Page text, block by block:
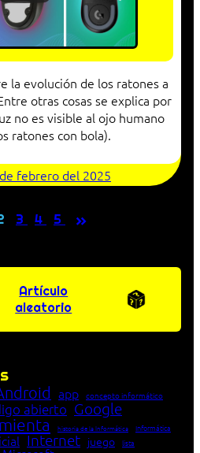
la evolución de los ratones a
otras cosas se explica por
no es visible al ojo humano
ratones con bola).
febrero del 2025
3 4 5 »
Artículo
aleatorio
app concepto informático
abierto Google
historia de la Informática Informática
Internet juego lista